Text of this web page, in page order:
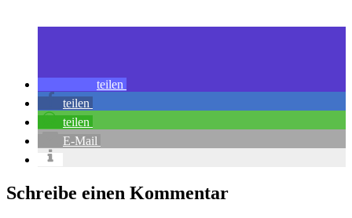
teilen
teilen
teilen
E-Mail
Schreibe einen Kommentar